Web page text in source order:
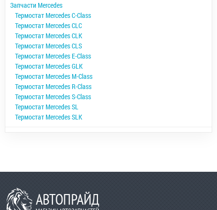
Запчасти Mercedes
Термостат Mercedes C-Class
Термостат Mercedes CLC
Термостат Mercedes CLK
Термостат Mercedes CLS
Термостат Mercedes E-Class
Термостат Mercedes GLK
Термостат Mercedes M-Class
Термостат Mercedes R-Class
Термостат Mercedes S-Class
Термостат Mercedes SL
Термостат Mercedes SLK